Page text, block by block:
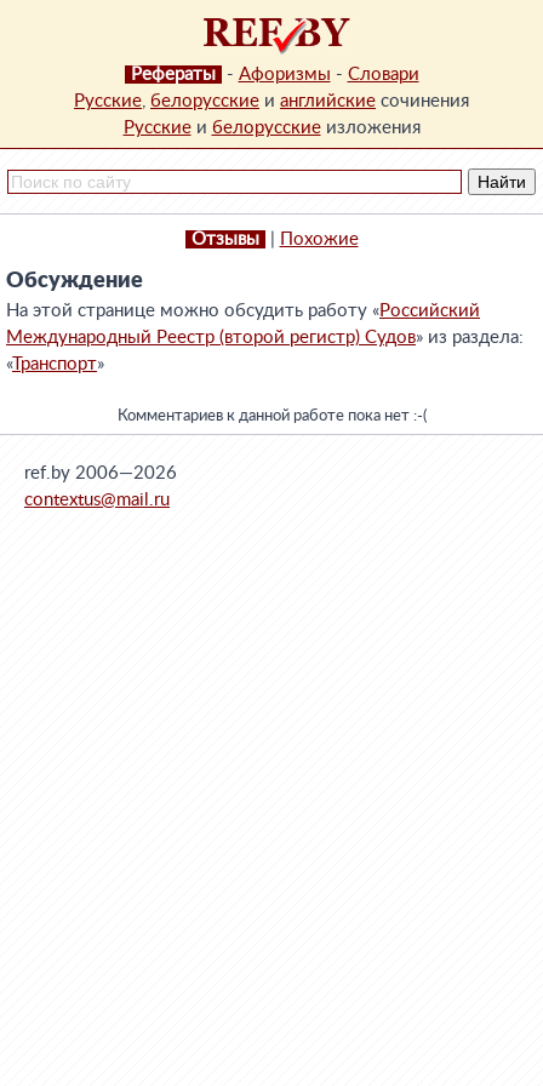
Рефераты - Афоризмы - Словари
Русские, белорусские и английские сочинения
Русскиеи белорусскиеизложения
Отзывы Похожие
Обсуждение
На этой странице можно обсудить работу «Российский
Международный Реестр (второй регистр) Судов» из раздела:
«Транспорт»
Комментариев к данной работе пока нет :-(
ref.by 2006—2026
contextus@mail.ru